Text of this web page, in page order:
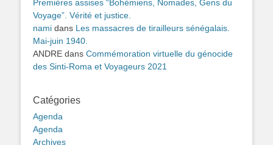
Premières assises “Bohémiens, Nomades, Gens du
Voyage”. Vérité et justice.
nami dans Les massacres de tirailleurs sénégalais.
Mai-juin 1940.
ANDRE dans Commémoration virtuelle du génocide
des Sinti-Roma et Voyageurs 2021
Catégories
Agenda
Agenda
Archives